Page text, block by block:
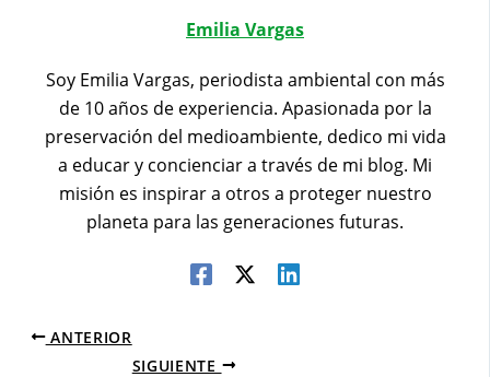
Emilia Vargas
Soy Emilia Vargas, periodista ambiental con más
de 10 años de experiencia. Apasionada por la
preservación del medioambiente, dedico mi vida
a educar y concienciar a través de mi blog. Mi
misión es inspirar a otros a proteger nuestro
planeta para las generaciones futuras.
ANTERIOR
SIGUIENTE